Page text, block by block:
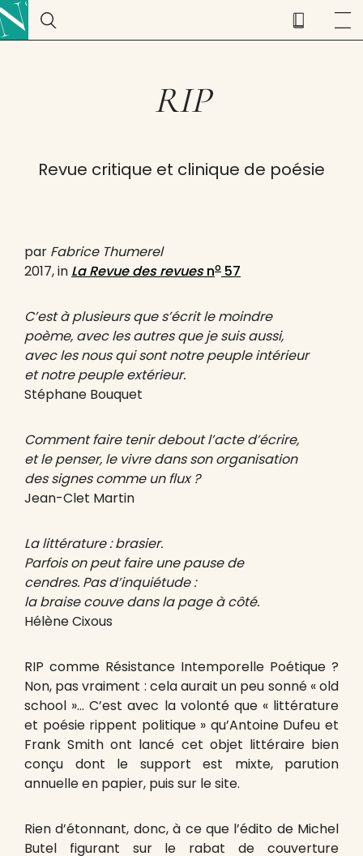
RIP
Revue critique et clinique de poésie
par Fabrice Thumerel
2017, in La Revue des revuesno 57
C’est à plusieurs que s’écrit le moindre
poème, avec les autres que je suis aussi,
avec les nous qui sont notre peuple intérieur
et notre peuple extérieur.
Stéphane Bouquet
Comment faire tenir debout l’acte d’écrire,
et le penser, le vivre dans son organisation
des signes comme un flux ?
Jean-Clet Martin
La littérature : brasier.
Parfois on peut faire une pause de
cendres. Pas d’inquiétude :
la braise couve dans la page à côté.
Hélène Cixous
RIP comme Résistance Intemporelle Poétique ?
Non, pas vraiment : cela aurait un peu sonné « old
school »… C’est avec la volonté que « littérature
et poésie rippent politique » qu’Antoine Dufeu et
Frank Smith ont lancé cet objet littéraire bien
conçu dont le support est mixte, parution
annuelle en papier, puis sur le site.
Rien d’étonnant, donc, à ce que l’édito de Michel
Butel figurant sur le rabat de couverture